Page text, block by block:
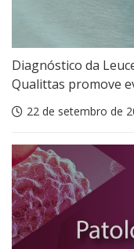
Diagnóstico da
Qualittas promove
22 de setembro de